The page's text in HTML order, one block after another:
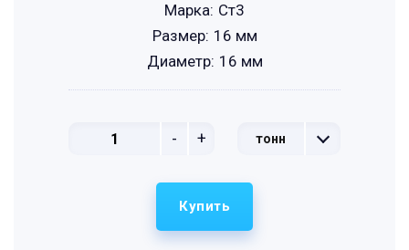
- + тонн
Марка: Ст3
Размер: 16 мм
Диаметр: 16 мм
Купить